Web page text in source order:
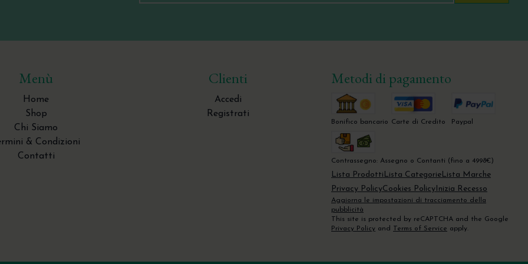
Menù
Home
Shop
Chi Siamo
& Condizioni
Contatti
Clienti
Accedi
Registrati
Metodi di pagamento
Bonifico bancario Carte di Credito Paypal
Contrassegno: Assegno o Contanti (fino a 4998€)
Lista Prodotti Lista Categorie Lista Marche
Privacy PolicyCookies Policy Inizia Recesso
Aggiorna le impostazioni di tracciamento della
pubblicità
This site is protected by reCAPTCHA and the Google
Privacy Policy and Terms of Service apply.